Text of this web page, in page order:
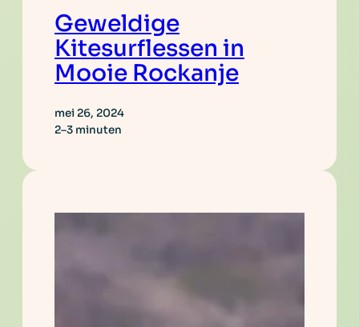
Geweldige
Kitesurflessen in
Mooie Rockanje
mei 26, 2024
2–3 minuten